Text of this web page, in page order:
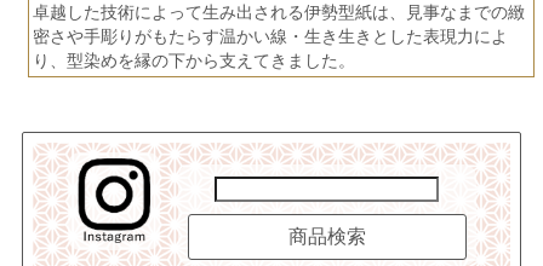
卓越した技術によって生み出される伊勢型紙は、見事なまでの緻
密さや手彫りがもたらす温かい線・生き生きとした表現力によ
り、型染めを縁の下から支えてきました。